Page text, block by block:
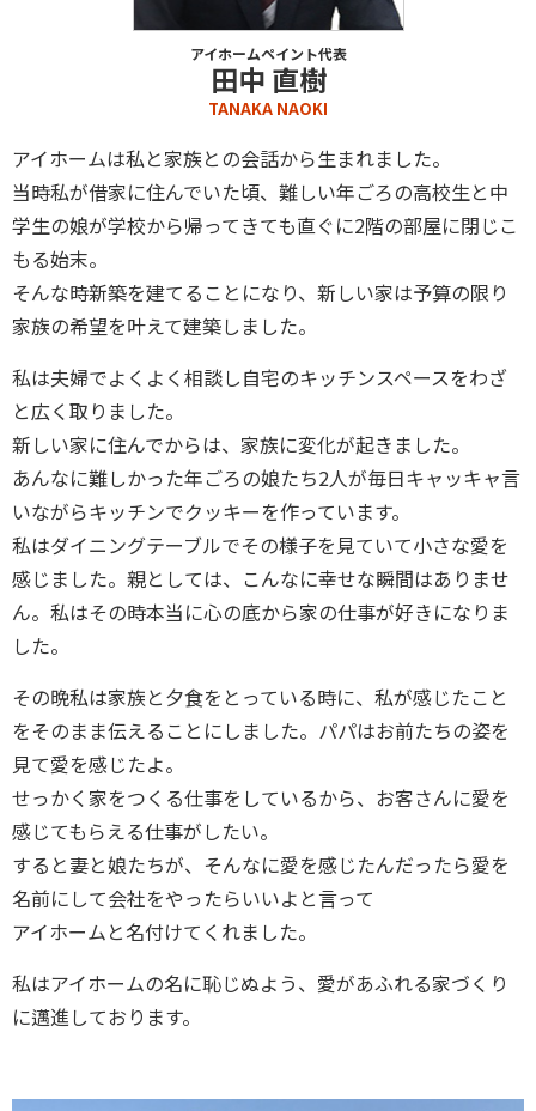
アイホームペイント代表
田中 直樹
TANAKA NAOKI
アイホームは私と家族との会話から生まれました。
当時私が借家に住んでいた頃、難しい年ごろの高校生と中
学生の娘が学校から帰ってきても直ぐに2階の部屋に閉じこ
もる始末。
そんな時新築を建てることになり、新しい家は予算の限り
家族の希望を叶えて建築しました。
私は夫婦でよくよく相談し自宅のキッチンスペースをわざ
と広く取りました。
新しい家に住んでからは、家族に変化が起きました。
あんなに難しかった年ごろの娘たち2人が毎日キャッキャ言
いながらキッチンでクッキーを作っています。
私はダイニングテーブルでその様子を見ていて小さな愛を
感じました。親としては、こんなに幸せな瞬間はありませ
ん。私はその時本当に心の底から家の仕事が好きになりま
した。
その晩私は家族と夕食をとっている時に、私が感じたこと
をそのまま伝えることにしました。パパはお前たちの姿を
見て愛を感じたよ。
せっかく家をつくる仕事をしているから、お客さんに愛を
感じてもらえる仕事がしたい。
すると妻と娘たちが、そんなに愛を感じたんだったら愛を
名前にして会社をやったらいいよと言って
アイホームと名付けてくれました。
私はアイホームの名に恥じぬよう、愛があふれる家づくり
に邁進しております。